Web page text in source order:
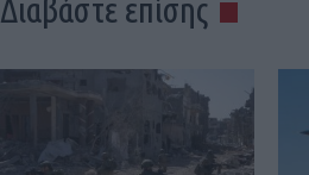
Διαβάστε επίσης